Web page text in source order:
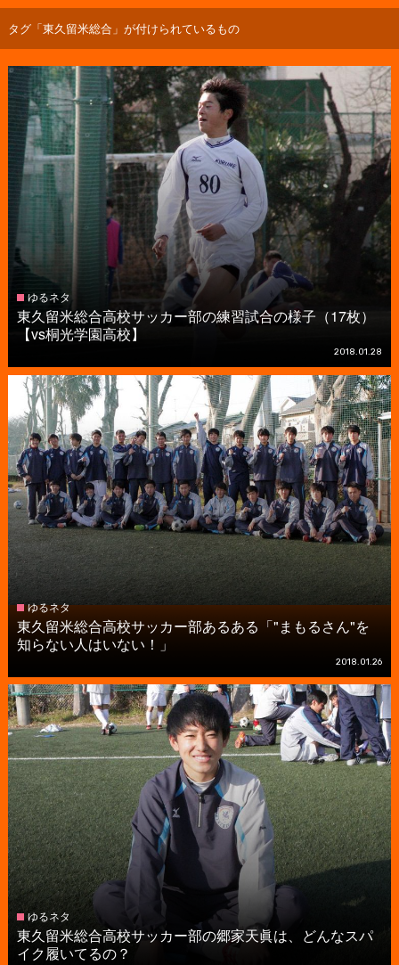
タグ「東久留米総合」が付けられているもの
ゆるネタ
東久留米総合高校サッカー部の練習試合の様子（17枚）
【vs桐光学園高校】
2018.01.28
ゆるネタ
東久留米総合高校サッカー部あるある「"まもるさん"を
知らない人はいない！」
2018.01.26
ゆるネタ
東久留米総合高校サッカー部の郷家天眞は、どんなスパ
イク履いてるの？